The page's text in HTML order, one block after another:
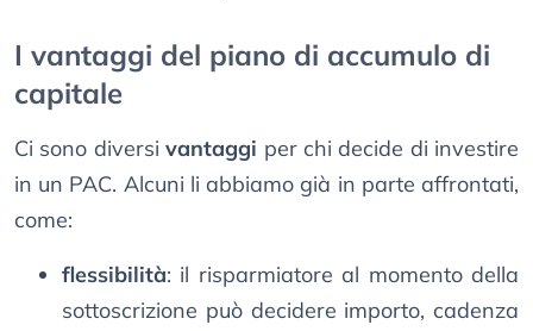
I vantaggi del piano di accumulo di
capitale
Ci sono diversivantaggi per chi decide di investire
in un PAC. Alcuni li abbiamo già in parte affrontati,
come:
flessibilità: il risparmiatore al momento della
sottoscrizione può decidere importo, cadenza